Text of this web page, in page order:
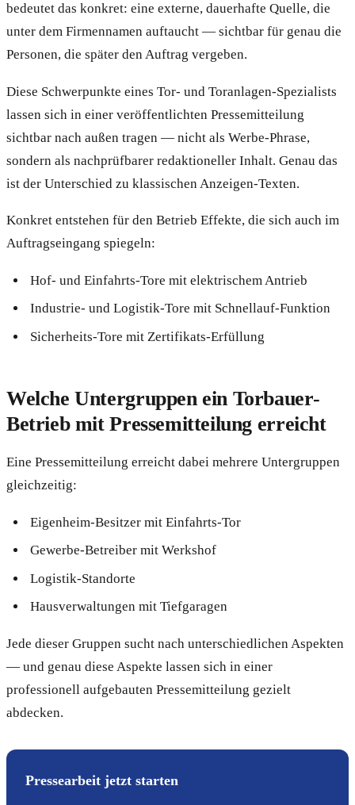
bedeutet das konkret: eine externe, dauerhafte Quelle, die
unter dem Firmennamen auftaucht — sichtbar für genau die
Personen, die später den Auftrag vergeben.
Diese Schwerpunkte eines Tor- und Toranlagen-Spezialists
lassen sich in einer veröffentlichten Pressemitteilung
sichtbar nach außen tragen — nicht als Werbe-Phrase,
sondern als nachprüfbarer redaktioneller Inhalt. Genau das
ist der Unterschied zu klassischen Anzeigen-Texten.
Konkret entstehen für den Betrieb Effekte, die sich auch im
Auftragseingang spiegeln:
Hof- und Einfahrts-Tore mit elektrischem Antrieb
Industrie- und Logistik-Tore mit Schnellauf-Funktion
Sicherheits-Tore mit Zertifikats-Erfüllung
Welche Untergruppen ein Torbauer-
Betrieb mit Pressemitteilung erreicht
Eine Pressemitteilung erreicht dabei mehrere Untergruppen
gleichzeitig:
Eigenheim-Besitzer mit Einfahrts-Tor
Gewerbe-Betreiber mit Werkshof
Logistik-Standorte
Hausverwaltungen mit Tiefgaragen
Jede dieser Gruppen sucht nach unterschiedlichen Aspekten
— und genau diese Aspekte lassen sich in einer
professionell aufgebauten Pressemitteilung gezielt
abdecken.
Pressearbeit jetzt starten